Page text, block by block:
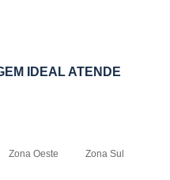
IDEAL ATENDE
Zona Oeste Zona Sul